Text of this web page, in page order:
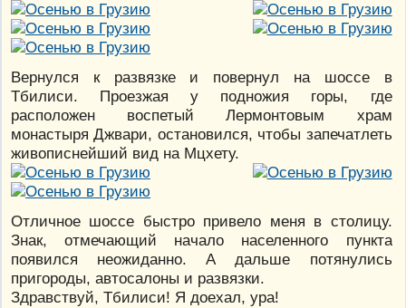
Вернулся к развязке и повернул на шоссе в
Тбилиси. Проезжая у подножия горы, где
расположен воспетый Лермонтовым храм
монастыря Джвари, остановился, чтобы запечатлеть
живописнейший вид на Мцхету.
Отличное шоссе быстро привело меня в столицу.
Знак, отмечающий начало населенного пункта
появился неожиданно. А дальше потянулись
пригороды, автосалоны и развязки.
Здравствуй, Тбилиси! Я доехал, ура!